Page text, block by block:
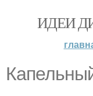
ИДЕИ